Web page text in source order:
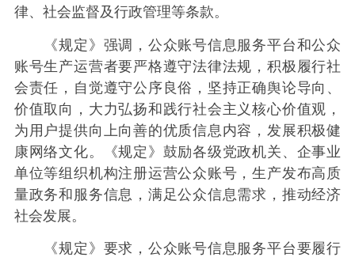
律、社会监督及行政管理等条款。
《规定》强调，公众账号信息服务平台和公众
账号生产运营者要严格遵守法律法规，积极履行社
会责任，自觉遵守公序良俗，坚持正确舆论导向、
价值取向，大力弘扬和践行社会主义核心价值观，
为用户提供向上向善的优质信息内容，发展积极健
康网络文化。《规定》鼓励各级党政机关、企事业
单位等组织机构注册运营公众账号，生产发布高质
量政务和服务信息，满足公众信息需求，推动经济
社会发展。
《规定》要求，公众账号信息服务平台要履行